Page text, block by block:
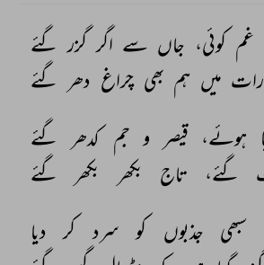
غم کوئی، جاں سے اگر گزر گئے
رات میں ہم بھی چراغ دھر گئے
ہوئے، قیصر و جم کدھر
گئے
گئے، تاج بکھر بکھر
گئے
سبھی جذبوں کو سرد کر دیا